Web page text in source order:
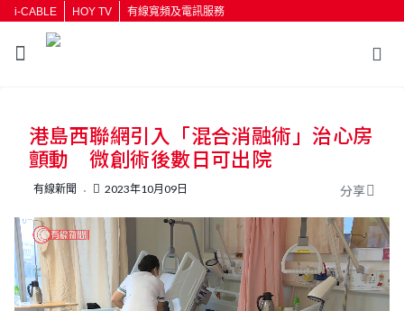
i-CABLE HOY TV 有線寬頻及電訊服務
按輸入鍵開始搜尋
港島西聯網引入「混合消融術」治心房
顫動 微創術後數日可出院
有線新聞 2023年10月09日 分享